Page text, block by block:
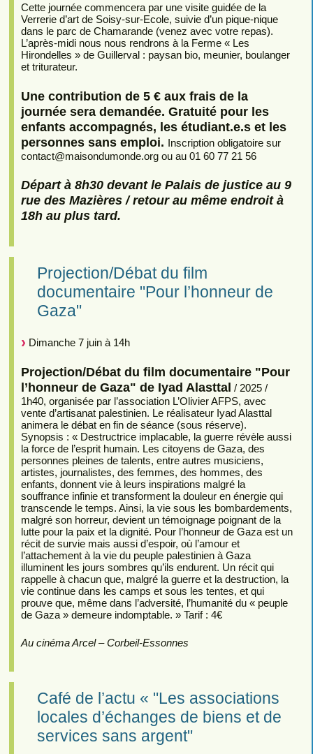
Cette journée commencera par une visite guidée de la
Verrerie d’art de Soisy-sur-Ecole, suivie d’un pique-nique
dans le parc de Chamarande (venez avec votre repas).
L’après-midi nous nous rendrons à la Ferme « Les
Hirondelles » de Guillerval : paysan bio, meunier, boulanger
et triturateur.
Une contribution de 5 € aux frais de la
journée sera demandée. Gratuité pour les
enfants accompagnés, les étudiant.e.s et les
personnes sans emploi. Inscription obligatoire sur
contact@maisondumonde.org ou au 01 60 77 21 56
Départ à 8h30 devant le Palais de justice au 9
rue des Mazières / retour au même endroit à
18h au plus tard.
Projection/Débat du film
documentaire "Pour l’honneur de
Gaza"
Dimanche 7 juin à 14h
Projection/Débat du film documentaire "Pour
l’honneur de Gaza" de Iyad Alasttal / 2025 /
1h40, organisée par l’association L’Olivier AFPS, avec
vente d’artisanat palestinien. Le réalisateur Iyad Alasttal
animera le débat en fin de séance (sous réserve).
Synopsis : « Destructrice implacable, la guerre révèle aussi
la force de l’esprit humain. Les citoyens de Gaza, des
personnes pleines de talents, entre autres musiciens,
artistes, journalistes, des femmes, des hommes, des
enfants, donnent vie à leurs inspirations malgré la
souffrance infinie et transforment la douleur en énergie qui
transcende le temps. Ainsi, la vie sous les bombardements,
malgré son horreur, devient un témoignage poignant de la
lutte pour la paix et la dignité. Pour l’honneur de Gaza est un
récit de survie mais aussi d’espoir, où l’amour et
l’attachement à la vie du peuple palestinien à Gaza
illuminent les jours sombres qu’ils endurent. Un récit qui
rappelle à chacun que, malgré la guerre et la destruction, la
vie continue dans les camps et sous les tentes, et qui
prouve que, même dans l’adversité, l’humanité du « peuple
de Gaza » demeure indomptable. » Tarif : 4€
Au cinéma Arcel – Corbeil-Essonnes
Café de l’actu « "Les associations
locales d’échanges de biens et de
services sans argent"